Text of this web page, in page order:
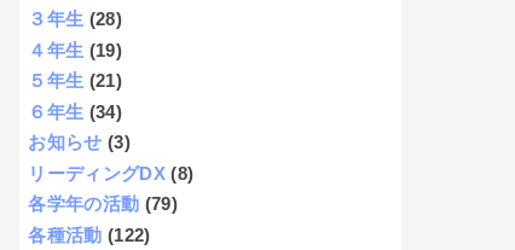
３年生 (28)
４年生 (19)
５年生 (21)
６年生 (34)
お知らせ (3)
リーディングDX (8)
各学年の活動 (79)
各種活動 (122)